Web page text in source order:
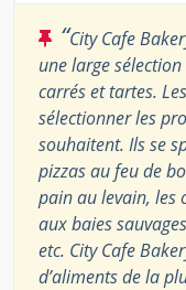
“City Cafe
une large
carrés et tartes.
sélectionner les
souhaitent. Ils se
pizzas au feu de
pain au levain, les
aux baies
etc. City Cafe
d’aliments de la